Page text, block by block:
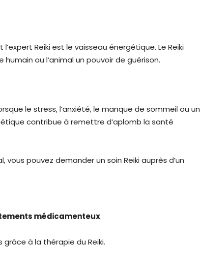
Reiki est le vaisseau énergétique. Le Reiki
ou l’animal un pouvoir de guérison.
le stress, l’anxiété, le manque de sommeil ou un
contribue à remettre d’aplomb la santé
pouvez demander un soin Reiki auprès d’un
médicamenteux.
à la thérapie du Reiki.